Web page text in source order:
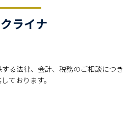
ライナ
る法律、会計、税務のご相談につき
ております。